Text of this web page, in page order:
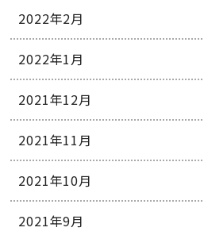
2022年2月
2022年1月
2021年12月
2021年11月
2021年10月
2021年9月